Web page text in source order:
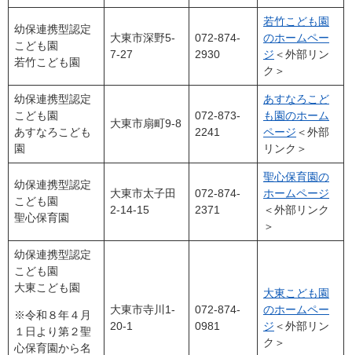
幼保連携型認定
こども園
若竹こども園
大東市深野5-
7-27
072-874-
2930
若竹こども園
のホームペー
ジ ＜外部リン
ク＞
幼保連携型認定
こども園
あすなろこども
園
大東市扇町9-8
072-873-
2241
あすなろこど
も園のホーム
ページ ＜外部
リンク＞
幼保連携型認定
こども園
聖心保育園
大東市太子田
2-14-15
072-874-
2371
聖心保育園の
ホームページ
＜外部リンク
＞
幼保連携型認定
こども園
大東こども園
※令和８年４月
１日より第２聖
心保育園から名
大東市寺川1-
20-1
072-874-
0981
大東こども園
のホームペー
ジ ＜外部リン
ク＞